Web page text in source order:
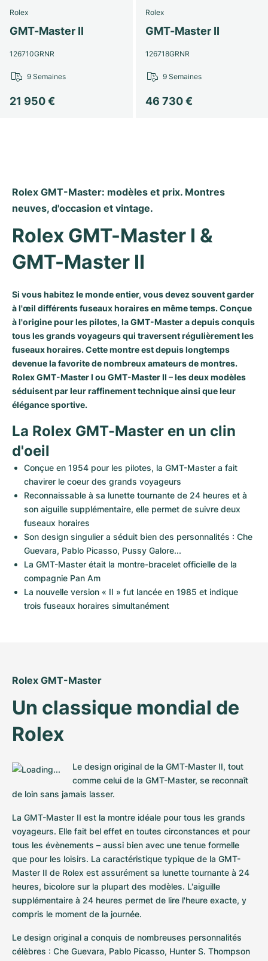
Rolex
GMT-Master II
126710GRNR
21 950 €
9 Semaines
Rolex
GMT-Master II
126718GRNR
46 730 €
9 Semaines
Rolex GMT-Master: modèles et prix. Montres
neuves, d'occasion et vintage.
Rolex GMT-Master I &
GMT-Master II
Si vous habitez le monde entier, vous devez souvent garder
à l'œil différents fuseaux horaires en même temps. Conçue
à l'origine pour les pilotes, la GMT-Master a depuis conquis
tous les grands voyageurs qui traversent régulièrement les
fuseaux horaires. Cette montre est depuis longtemps
devenue la favorite de nombreux amateurs de montres.
Rolex GMT-Master I ou GMT-Master II – les deux modèles
séduisent par leur raffinement technique ainsi que leur
élégance sportive.
La Rolex GMT-Master en un clin
d'oeil
Conçue en 1954 pour les pilotes, la GMT-Master a fait
chavirer le coeur des grands voyageurs
Reconnaissable à sa lunette tournante de 24 heures et à
son aiguille supplémentaire, elle permet de suivre deux
fuseaux horaires
Son design singulier a séduit bien des personnalités : Che
Guevara, Pablo Picasso, Pussy Galore...
La GMT-Master était la montre-bracelet officielle de la
compagnie Pan Am
La nouvelle version « II » fut lancée en 1985 et indique
trois fuseaux horaires simultanément
Rolex GMT-Master
Un classique mondial de
Rolex
Le design original de la GMT-Master II, tout
comme celui de la GMT-Master, se reconnaît
de loin sans jamais lasser.
La GMT-Master II est la montre idéale pour tous les grands
voyageurs. Elle fait bel effet en toutes circonstances et pour
tous les évènements – aussi bien avec une tenue formelle
que pour les loisirs. La caractéristique typique de la GMT-
Master II de Rolex est assurément sa lunette tournante à 24
heures, bicolore sur la plupart des modèles. L'aiguille
supplémentaire à 24 heures permet de lire l'heure exacte, y
compris le moment de la journée.
Le design original a conquis de nombreuses personnalités
célèbres : Che Guevara, Pablo Picasso, Hunter S. Thompson